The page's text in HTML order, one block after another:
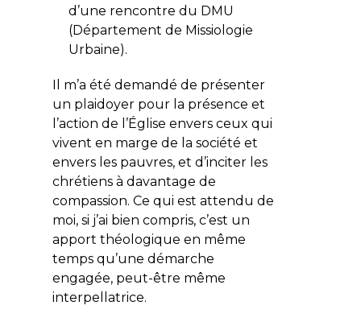
d’une rencontre du DMU
(Département de Missiologie
Urbaine).
Il m’a été demandé de présenter
un plaidoyer pour la présence et
l’action de l’Église envers ceux qui
vivent en marge de la société et
envers les pauvres, et d’inciter les
chrétiens à davantage de
compassion. Ce qui est attendu de
moi, si j’ai bien compris, c’est un
apport théologique en même
temps qu’une démarche
engagée, peut-être même
interpellatrice.